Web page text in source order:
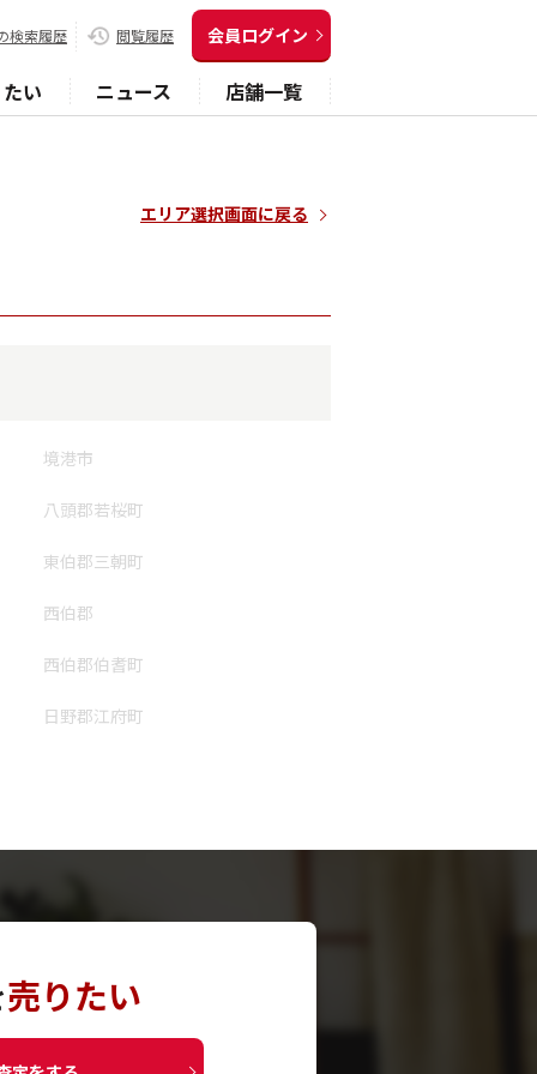
検索履歴 閲覧履歴 会員ログイン
い ニュース 店舗一覧
エリア選択画面に戻る
境港市
八頭郡若桜町
東伯郡三朝町
西伯郡
西伯郡伯耆町
日野郡江府町
売りたい